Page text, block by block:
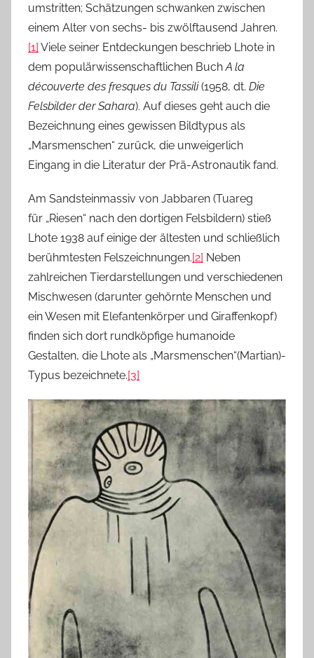
umstritten; Schätzungen schwanken zwischen
einem Alter von sechs- bis zwölftausend Jahren.
[1] Viele seiner Entdeckungen beschrieb Lhote in
dem populärwissenschaftlichen BuchA la
découverte des fresques du Tassili(1958, dt. Die
Felsbilder der Sahara). Auf dieses geht auch die
Bezeichnung eines gewissen Bildtypus als
„Marsmenschen“ zurück, die unweigerlich
Eingang in die Literatur der Prä-Astronautik fand.
Am Sandsteinmassiv von Jabbaren (Tuareg
für „Riesen“ nach den dortigen Felsbildern) stieß
Lhote 1938 auf einige der ältesten und schließlich
berühmtesten Felszeichnungen.[2] Neben
zahlreichen Tierdarstellungen und verschiedenen
Mischwesen (darunter gehörnte Menschen und
ein Wesen mit Elefantenkörper und Giraffenkopf)
finden sich dort rundköpfige humanoide
Gestalten, die Lhote als „Marsmenschen“(Martian)-
Typus bezeichnete.[3]